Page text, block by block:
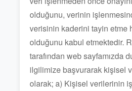
olduğunu, verinin
verisinin kaderini tayin etme
olduğunu kabul etmektedir.
tarafından web sayfamızda
ilgilimize başvurarak kişisel
olarak; a) Kişisel verilerinin